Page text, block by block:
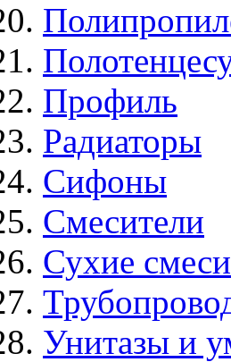
Профиль
Радиаторы
Сифоны
Смесители
Сухие смеси
Унитазы и